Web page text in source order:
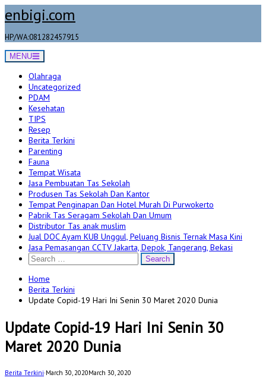
to
enbigi.com
HP/WA:081282457915
MENU
Olahraga
Uncategorized
PDAM
Kesehatan
TIPS
Resep
Berita Terkini
Parenting
Fauna
Tempat Wisata
Jasa Pembuatan Tas Sekolah
Produsen Tas Sekolah Dan Kantor
Tempat Penginapan Dan Hotel Murah Di Purwokerto
Pabrik Tas Seragam Sekolah Dan Umum
Distributor Tas anak muslim
Jual DOC Ayam KUB Unggul, Peluang Bisnis Ternak Masa Kini
Jasa Pemasangan CCTV Jakarta, Depok, Tangerang, Bekasi
Search
for:
Home
Berita Terkini
Update Copid-19 Hari Ini Senin 30 Maret 2020 Dunia
Update Copid-19 Hari Ini Senin 30
Maret 2020 Dunia
Berita Terkini·March 30, 2020March 30, 2020